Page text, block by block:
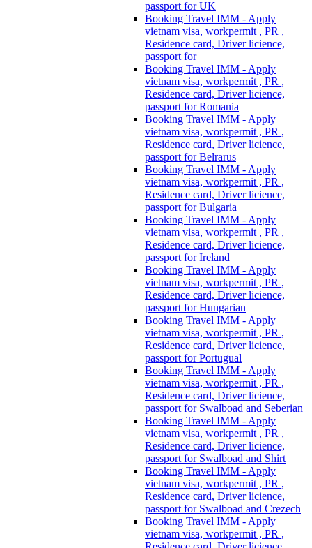
passport for UK
Booking Travel IMM - Apply
vietnam visa, workpermit , PR ,
Residence card, Driver licience,
passport for
Booking Travel IMM - Apply
vietnam visa, workpermit , PR ,
Residence card, Driver licience,
passport for Romania
Booking Travel IMM - Apply
vietnam visa, workpermit , PR ,
Residence card, Driver licience,
passport for Belrarus
Booking Travel IMM - Apply
vietnam visa, workpermit , PR ,
Residence card, Driver licience,
passport for Bulgaria
Booking Travel IMM - Apply
vietnam visa, workpermit , PR ,
Residence card, Driver licience,
passport for Ireland
Booking Travel IMM - Apply
vietnam visa, workpermit , PR ,
Residence card, Driver licience,
passport for Hungarian
Booking Travel IMM - Apply
vietnam visa, workpermit , PR ,
Residence card, Driver licience,
passport for Portugual
Booking Travel IMM - Apply
vietnam visa, workpermit , PR ,
Residence card, Driver licience,
passport for Swalboad and Seberian
Booking Travel IMM - Apply
vietnam visa, workpermit , PR ,
Residence card, Driver licience,
passport for Swalboad and Shirt
Booking Travel IMM - Apply
vietnam visa, workpermit , PR ,
Residence card, Driver licience,
passport for Swalboad and Crezech
Booking Travel IMM - Apply
vietnam visa, workpermit , PR ,